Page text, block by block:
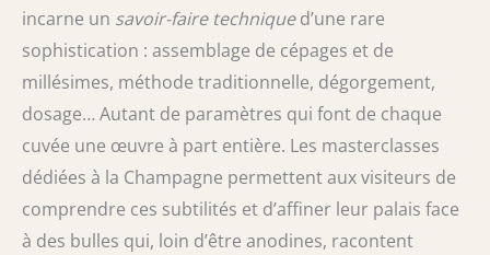
incarne un savoir-faire techniqued’une rare
sophistication : assemblage de cépages et de
millésimes, méthode traditionnelle, dégorgement,
dosage… Autant de paramètres qui font de chaque
cuvée une œuvre à part entière. Les masterclasses
dédiées à la Champagne permettent aux visiteurs de
comprendre ces subtilités et d’affiner leur palais face
à des bulles qui, loin d’être anodines, racontent